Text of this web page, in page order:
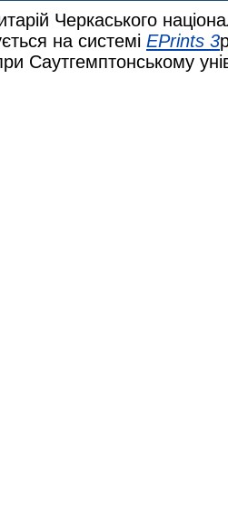
Черкаського
на системі EPrints 3
Саутгемптонському